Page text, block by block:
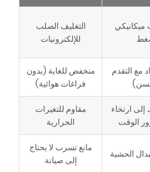
ميكانيكي
التغليف الصلب
للإلكترونيات
مع التقدم
منخفض للغاية (بدون
فراغات هوائية)
ارتخاء
الوقت
مقاوم للتغيرات
الحرارية
الحشية
مانع تسرب لا يحتاج
إلى صيانة